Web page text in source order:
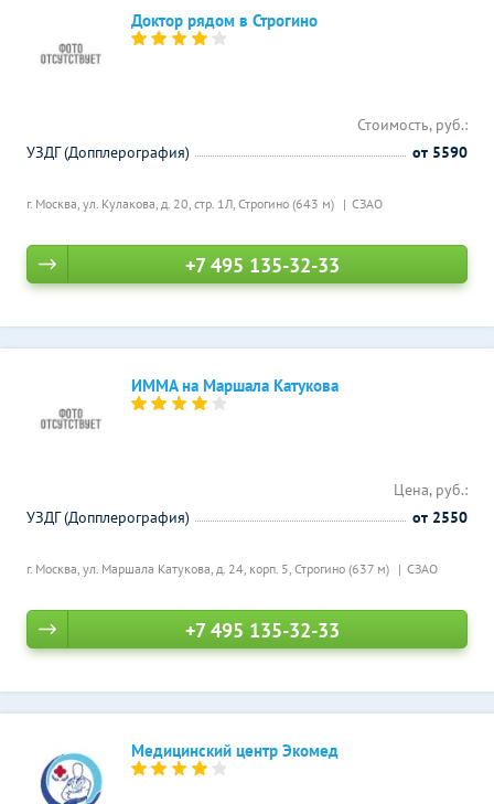
Доктор рядом в Строгино
г. Москва, ул. Кулакова, д. 20, стр. 1Л, Строгино (643 м) СЗАО
Стоимость, руб.:
УЗДГ (Допплерография)
от 5590
+7 495 135-32-33
ИММА на Маршала Катукова
г. Москва, ул. Маршала Катукова, д. 24, корп. 5, Строгино (637 м) СЗАО
Цена, руб.:
УЗДГ (Допплерография)
от 2550
+7 495 135-32-33
Медицинский центр Экомед